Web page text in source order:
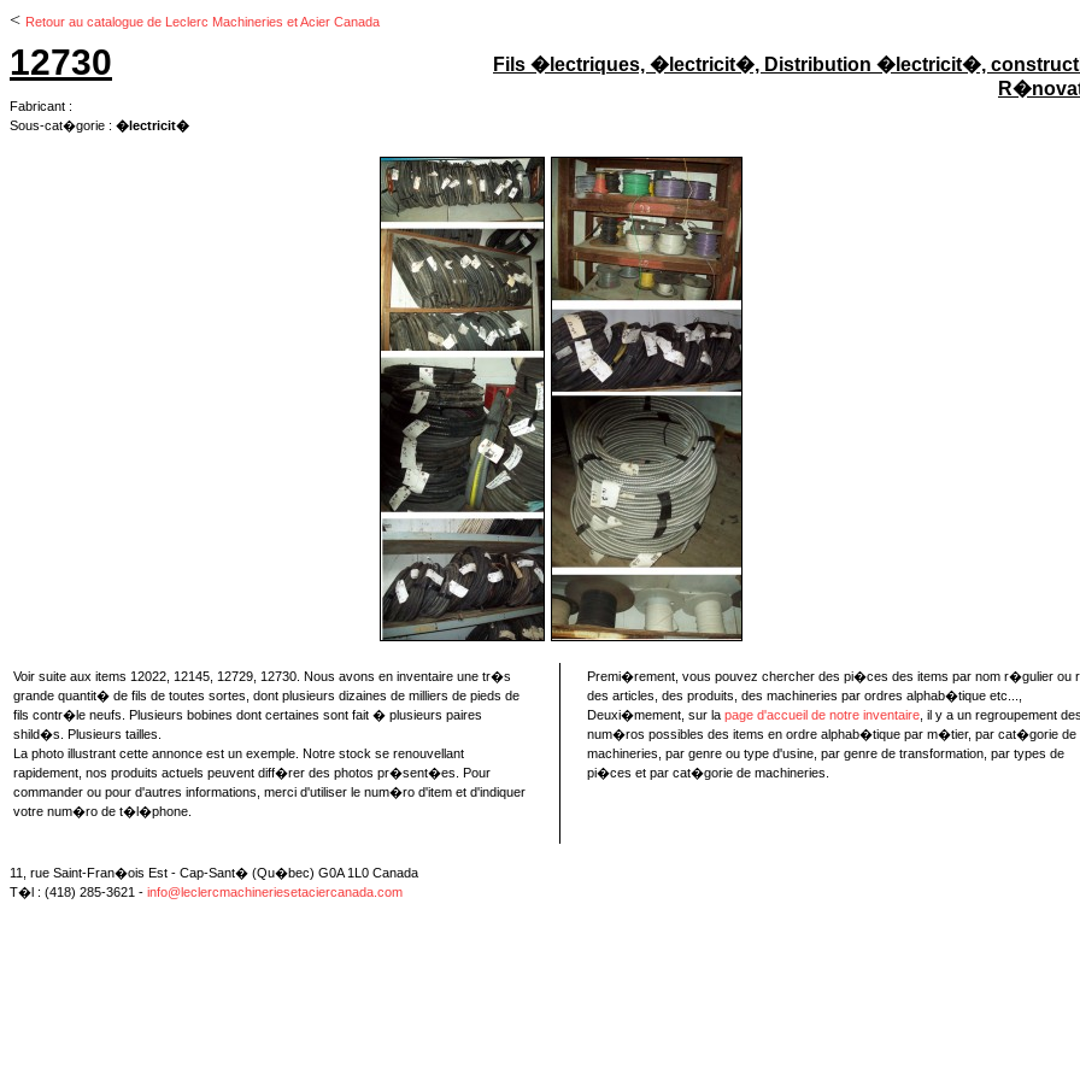
< Retour au catalogue de Leclerc Machineries et Acier Canada
12730
Fabricant :
Sous-cat�gorie : �lectricit�
Fils �lectriques, �lectricit�, Distribution �lectricit�,
Voir suite aux items 12022, 12145, 12729, 12730. Nous avons en inventaire une tr�s
grande quantit� de fils de toutes sortes, dont plusieurs dizaines de milliers de pieds de
fils contr�le neufs. Plusieurs bobines dont certaines sont fait � plusieurs paires
shild�s. Plusieurs tailles.
La photo illustrant cette annonce est un exemple. Notre stock se renouvellant
rapidement, nos produits actuels peuvent diff�rer des photos pr�sent�es. Pour
commander ou pour d'autres informations, merci d'utiliser le num�ro d'item et d'indiquer
votre num�ro de t�l�phone.
Premi�rement, vous pouvez chercher des pi�ces des items par nom r�gulier ou
des articles, des produits, des machineries par ordres alphab�tique etc...,
Deuxi�mement, sur la page d'accueil de notre inventaire , il y a un regroupement des
num�ros possibles des items en ordre alphab�tique par m�tier, par cat�gorie de
machineries, par genre ou type d'usine, par genre de transformation, par types de
pi�ces et par cat�gorie de machineries.
11, rue Saint-Fran�ois Est - Cap-Sant� (Qu�bec) G0A 1L0 Canada
T�l : (418) 285-3621 - info@leclercmachineriesetaciercanada.com